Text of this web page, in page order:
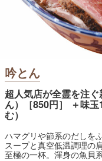
吟とん
超人気店が全霊を注
ん）［850円］ ＋味
む）
ハマグリや節系のだしを
スープと真空低温調理の
至極の一杯。渾身の魚貝